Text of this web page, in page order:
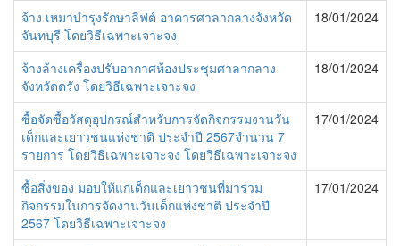
จ้าง เหมาบำรุงรักษาลิฟต์ อาคารศาลากลางจังหวัด
จันทบุรี โดยวิธีเฉพาะเจาะจง
18/01/2024
จ้างล้างเครื่องปรับอากาศห้องประชุมศาลากลาง
จังหวัดตรัง โดยวิธีเฉพาะเจาะจง
18/01/2024
ซื้อจัดซื้อวัสดุอุปกรณ์สำหรับการจัดกิจกรรมงานวัน
เด็กและเยาวชนแห่งชาติ ประจำปี 2567จำนวน 7
รายการ โดยวิธีเฉพาะเจาะจง โดยวิธีเฉพาะเจาะจง
17/01/2024
ซื้อสิ่งของ มอบให้แก่เด็กและเยาวชนที่มาร่วม
กิจกรรมในการจัดงานวันเด็กแห่งชาติ ประจำปี
2567 โดยวิธีเฉพาะเจาะจง
17/01/2024